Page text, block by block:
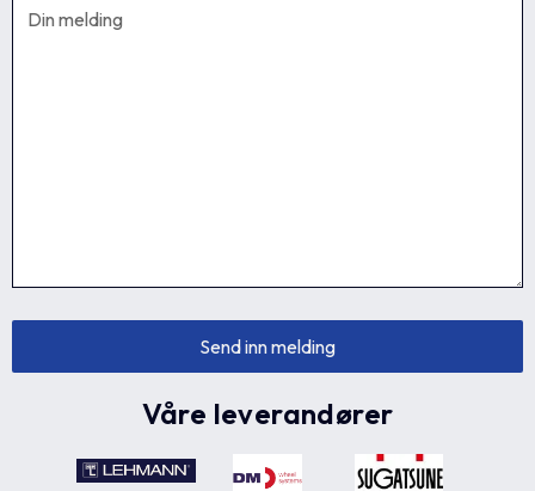
Våre leverandører